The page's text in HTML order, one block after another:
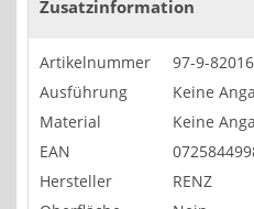
Zusatzinformation
Artikelnummer
97-9-82016
Ausführung
Keine
Material
Keine
EAN
Hersteller
RENZ